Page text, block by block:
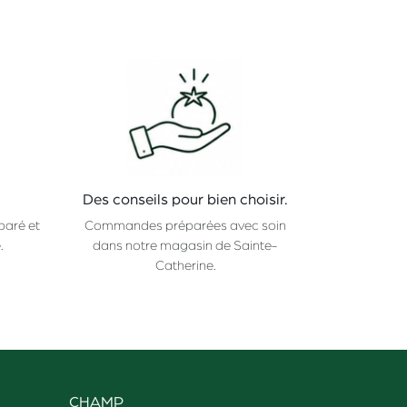
et
Des conseils pour bien choisir.
Commandes préparées avec soin
dans notre magasin de Sainte-
Catherine.
CHAMP